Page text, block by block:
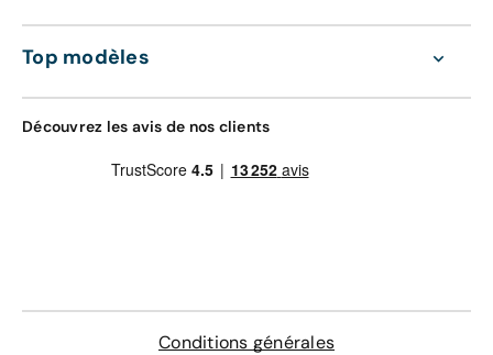
Top modèles
Découvrez les avis de nos clients
Conditions générales